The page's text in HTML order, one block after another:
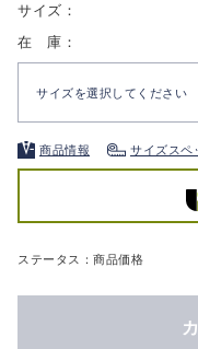
サイズ：
在 庫：
サイズを選択してください
商品情報 サイズスペ
ステータス：商品価格